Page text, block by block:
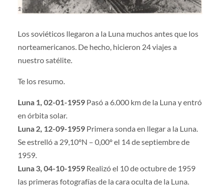
Los soviéticos llegaron a la Luna muchos antes que los
norteamericanos. De hecho, hicieron 24 viajes a
nuestro satélite.
Te los resumo.
Luna 1, 02-01-1959Pasó a 6.000 km de la Luna y entró
en órbita solar.
Luna 2, 12-09-1959 Primera sonda en llegar a la Luna.
Se estrelló a 29,10ºN – 0,00º el 14 de septiembre de
1959.
Luna 3, 04-10-1959Realizó el 10 de octubre de 1959
las primeras fotografías de la cara oculta de la Luna.